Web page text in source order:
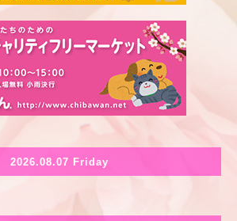
2026.08.07 Friday